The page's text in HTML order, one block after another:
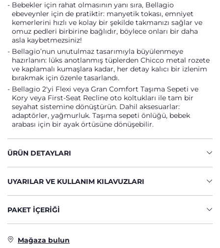
Bebekler için rahat olmasının yanı sıra, Bellagio
ebeveynler için de pratiktir: manyetik tokası, emniyet
kemerlerini hızlı ve kolay bir şekilde takmanızı sağlar ve
omuz pedleri birbirine bağlıdır, böylece onları bir daha
asla kaybetmezsiniz!
Bellagio’nun unutulmaz tasarımıyla büyülenmeye
hazırlanın: lüks anotlanmış tüplerden Chicco metal rozete
ve kaplamalı kumaşlara kadar, her detay kalıcı bir izlenim
bırakmak için özenle tasarlandı.
Bellagio 2'yi Flexi veya Gran Comfort Taşıma Sepeti ve
Kory veya First-Seat Recline oto koltukları ile tam bir
seyahat sistemine dönüştürün. Dahil aksesuarlar:
adaptörler, yağmurluk. Taşıma sepeti önlüğü, bebek
arabası için bir ayak örtüsüne dönüşebilir.
ÜRÜN DETAYLARI
UYARILAR VE KULLANIM KILAVUZLARI
PAKET IÇERIĞI
Mağaza bulun